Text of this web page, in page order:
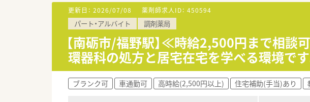
【法人特徴について】
■調剤薬局の運営だけでなく、将来的にご自身の薬局
■これまでに15法人15名の独立を支援してきた確かな
■自他共栄の精神を大切にしており、同じ志を持つ仲
【職場環境と雰囲気】
■スタッフ同士のコミュニケーションが活発で、年齢
■高い目標を持つ前向きなスタッフが多く在籍してお
■薬剤師会への加入など教育制度が充実しているため
更新日： 2026/07/08 薬剤師求人ID： 450594
パート・アルバイト 調剤薬局
【南砺市/福野駅】≪時給2,500円まで相談
環器科の処方と居宅在宅を学べる環境です
ブランク可 車通勤可 高時給(2,500円以上) 住宅補助(手当)あり